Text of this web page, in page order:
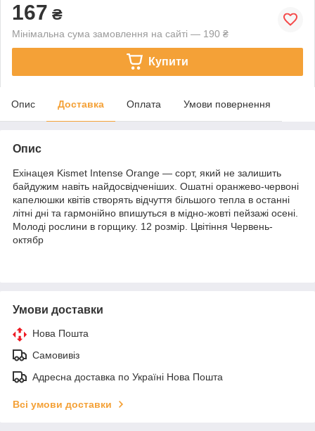
167 ₴
Мінімальна сума замовлення на сайті — 190 ₴
Купити
Опис Доставка Оплата Умови повернення
Опис
Ехінацея Kismet Intense Orange — сорт, який не залишить
байдужим навіть найдосвідченіших. Ошатні оранжево-червоні
капелюшки квітів створять відчуття більшого тепла в останні
літні дні та гармонійно впишуться в мідно-жовті пейзажі осені.
Молоді рослини в горщику. 12 розмір. Цвітіння Червень-
октябр
Умови доставки
Нова Пошта
Самовивіз
Адресна доставка по Україні Нова Пошта
Всі умови доставки